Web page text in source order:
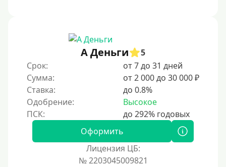
А Деньги
5
Срок:
от 7 до 31 дней
Сумма:
от 2 000 до 30 000 ₽
Ставка:
до 0.8%
Одобрение:
Высокое
Оформить
Лицензия ЦБ:
№ 2203045009821